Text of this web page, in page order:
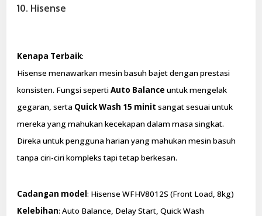
10. Hisense
Kenapa Terbaik:
Hisense menawarkan mesin basuh bajet dengan prestasi
konsisten. Fungsi sepertiAuto Balance untuk mengelak
gegaran, serta Quick Wash 15 minit sangat sesuai untuk
mereka yang mahukan kecekapan dalam masa singkat.
Direka untuk pengguna harian yang mahukan mesin basuh
tanpa ciri-ciri kompleks tapi tetap berkesan.
Cadangan model: Hisense WFHV8012S (Front Load, 8kg)
Kelebihan: Auto Balance, Delay Start, Quick Wash